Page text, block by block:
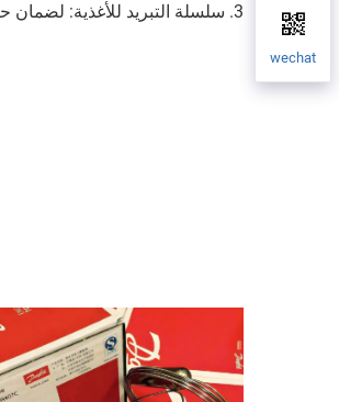
3. سلسلة التبريد للأغذية: لضمان حفظ طُزَاجة الطعام أثناء النقل والتخزين.
wechat